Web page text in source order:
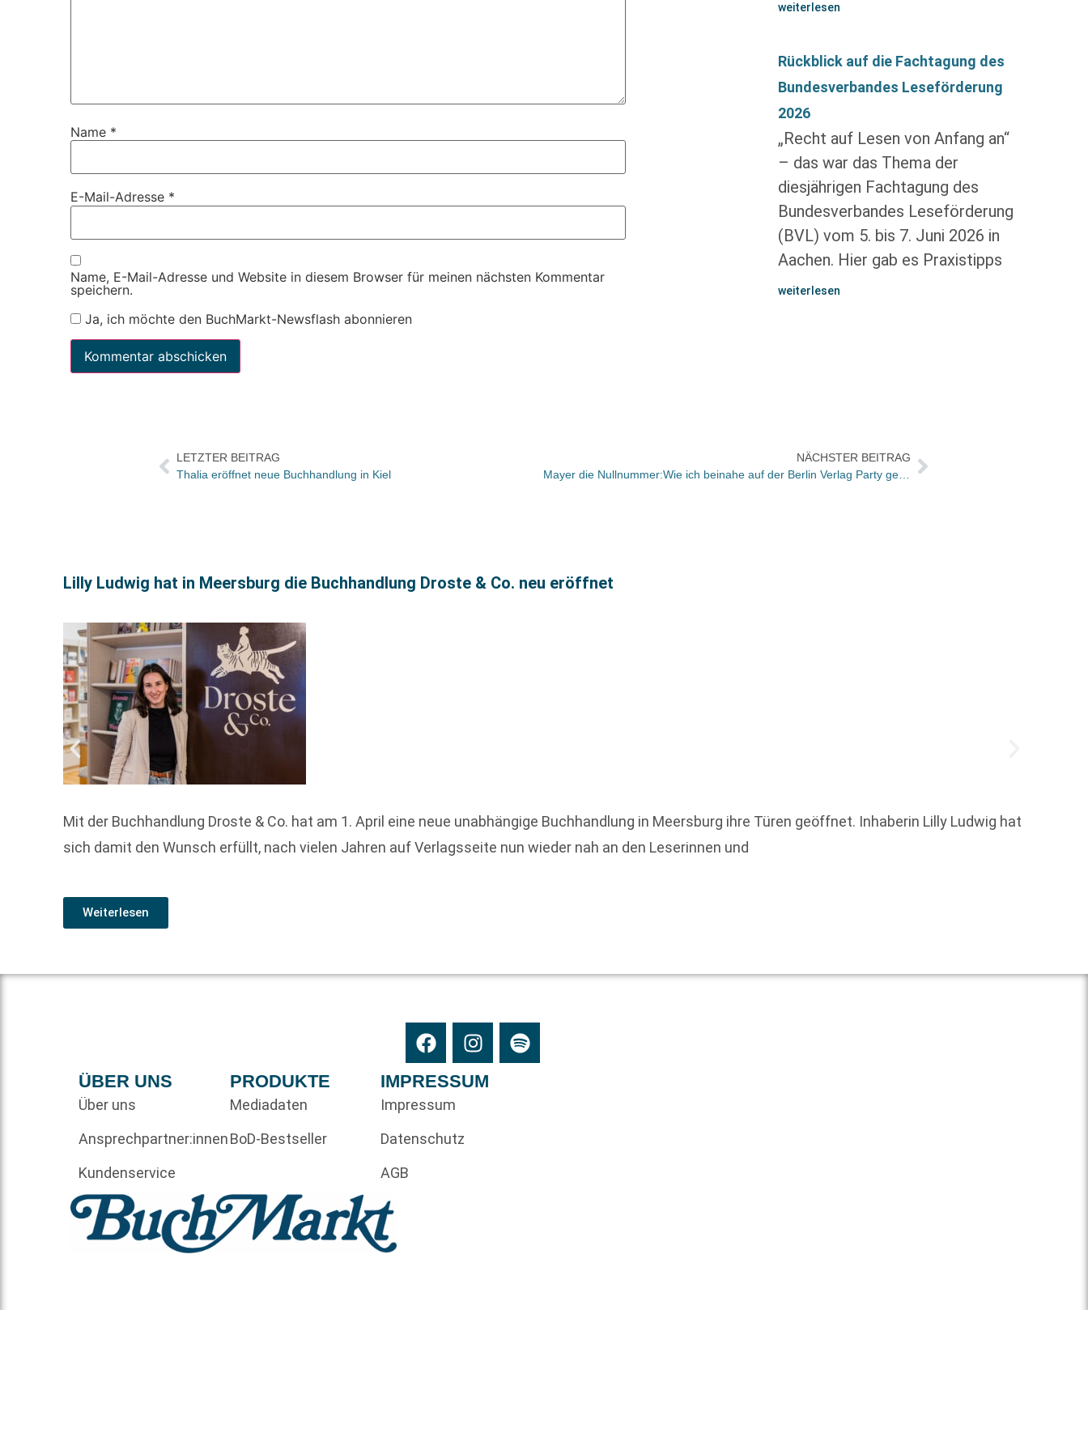
Name *
E-Mail-Adresse *
Name, E-Mail-Adresse und Website in diesem Browser für meinen nächsten Kommentar
speichern.
Ja, ich möchte den BuchMarkt-Newsflash abonnieren
weiterlesen
Rückblick auf die Fachtagung des
Bundesverbandes Leseförderung
2026
„Recht auf Lesen von Anfang an“
– das war das Thema der
diesjährigen Fachtagung des
Bundesverbandes Leseförderung
(BVL) vom 5. bis 7. Juni 2026 in
Aachen. Hier gab es Praxistipps
weiterlesen
LETZTER BEITRAG
Thalia eröffnet neue Buchhandlung in Kiel
NÄCHSTER BEITRAG
Lilly Ludwig hat in Meersburg die Buchhandlung Droste & Co. neu eröffnet
Mit der Buchhandlung Droste & Co. hat am 1. April eine neue unabhängige Buchhandlung in Meersburg ihre Türen geöffnet. Inhaberin Lilly Ludwig hat
sich damit den Wunsch erfüllt, nach vielen Jahren auf Verlagsseite nun wieder nah an den Leserinnen und
Weiterlesen
ÜBER UNS
Über uns
Ansprechpartner:innen
Kundenservice
PRODUKTE
Mediadaten
BoD-Bestseller
IMPRESSUM
Impressum
Datenschutz
AGB